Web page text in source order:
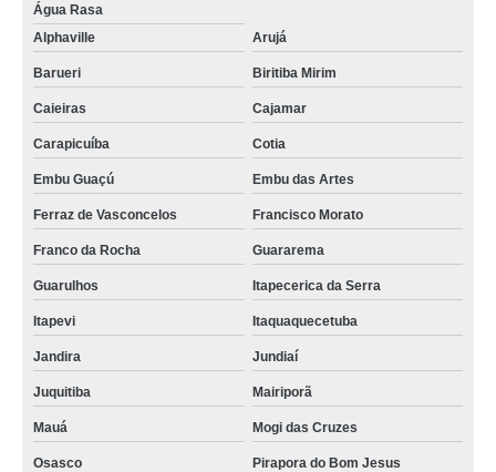
Água Rasa
Alphaville
Arujá
Barueri Biritiba Mirim
Caieiras Cajamar
Carapicuíba Cotia
Embu Guaçú Embu das Artes
Ferraz de Vasconcelos Francisco Morato
Franco da Rocha Guararema
Guarulhos Itapecerica da Serra
Itapevi Itaquaquecetuba
Jandira Jundiaí
Juquitiba Mairiporã
Mauá Mogi das Cruzes
Osasco Pirapora do Bom Jesus